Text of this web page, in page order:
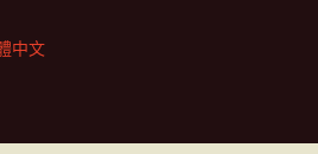
中文